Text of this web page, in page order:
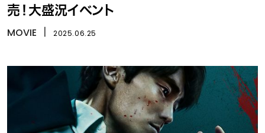
売！大盛況イベント
MOVIE 2025.06.25